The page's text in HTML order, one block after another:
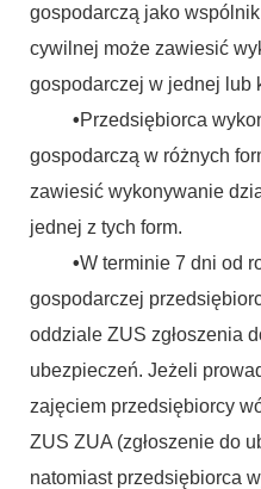
gospodarczą jako
cywilnej może zawiesić
gospodarczej w jednej lub
•Przedsiębiorca
gospodarczą w różnych
zawiesić wykonywanie
jednej z tych form.
•W terminie 7 dni od
gospodarczej
oddziale ZUS zgłoszenia
ubezpieczeń. Jeżeli
zajęciem przedsiębiorcy
ZUS ZUA (zgłoszenie do
natomiast przedsiębiorca